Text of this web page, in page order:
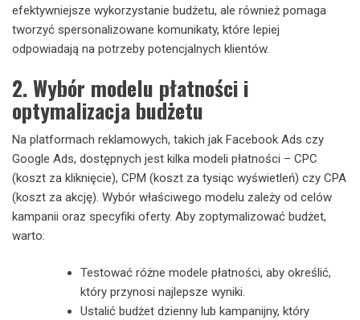
efektywniejsze wykorzystanie budżetu, ale również pomaga
tworzyć spersonalizowane komunikaty, które lepiej
odpowiadają na potrzeby potencjalnych klientów.
2. Wybór modelu płatności i
optymalizacja budżetu
Na platformach reklamowych, takich jak Facebook Ads czy
Google Ads, dostępnych jest kilka modeli płatności – CPC
(koszt za kliknięcie), CPM (koszt za tysiąc wyświetleń) czy CPA
(koszt za akcję). Wybór właściwego modelu zależy od celów
kampanii oraz specyfiki oferty. Aby zoptymalizować budżet,
warto:
Testować różne modele płatności, aby określić,
który przynosi najlepsze wyniki.
Ustalić budżet dzienny lub kampanijny, który